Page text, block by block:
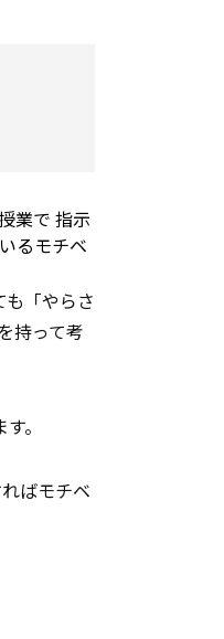
業で 指示
るモチベ
「やらさ
持って考
。
ばモチベ